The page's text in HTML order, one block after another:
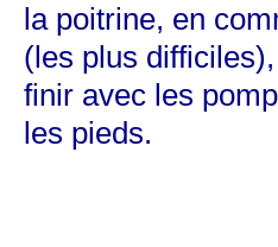
la poitrine, en
(les plus
finir avec les
les pieds.